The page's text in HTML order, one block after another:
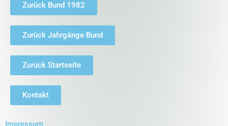
Zurück Bund 1982
Zurück Jahrgänge Bund
Zurück Startseite
Kontakt
Impressum